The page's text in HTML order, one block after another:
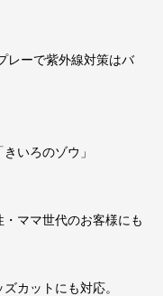
レーで紫外線対策はバ
いろのゾウ」
ママ世代のお客様にも
カットにも対応。